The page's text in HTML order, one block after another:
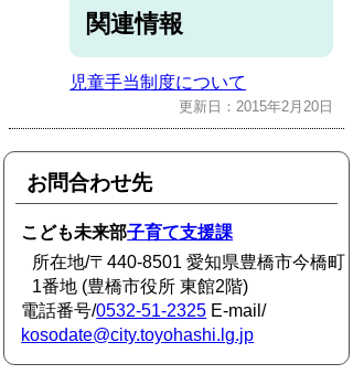
関連情報
児童手当制度について
更新日：2015年2月20日
お問合わせ先
こども未来部子育て支援課
所在地/〒440-8501 愛知県豊橋市今橋町
1番地 (豊橋市役所 東館2階)
電話番号/0532-51-2325 E-mail/
kosodate@city.toyohashi.lg.jp